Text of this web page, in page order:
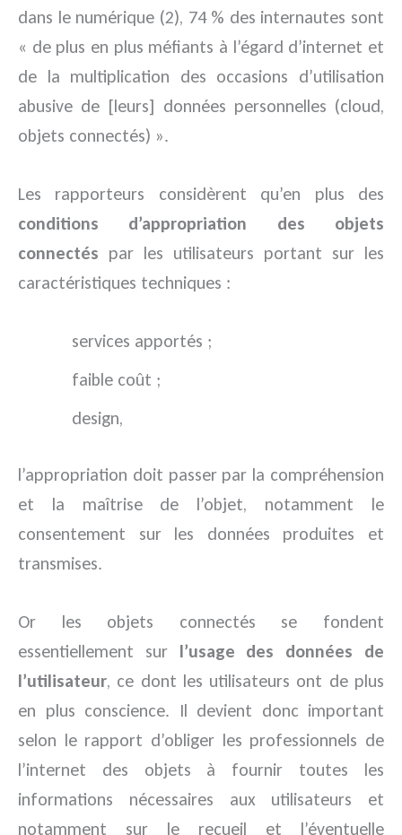
dans le numérique (2), 74 % des internautes sont
« de plus en plus méfiants à l’égard d’internet et
de la multiplication des occasions d’utilisation
abusive de [leurs] données personnelles (cloud,
objets connectés) ».
Les rapporteurs considèrent qu’en plus des
conditions d’appropriation des objets
connectés par les utilisateurs portant sur les
caractéristiques techniques :
services apportés ;
faible coût ;
design,
l’appropriation doit passer par la compréhension
et la maîtrise de l’objet, notamment le
consentement sur les données produites et
transmises.
Or les objets connectés se fondent
essentiellement sur l’usage des données de
l’utilisateur, ce dont les utilisateurs ont de plus
en plus conscience. Il devient donc important
selon le rapport d’obliger les professionnels de
l’internet des objets à fournir toutes les
informations nécessaires aux utilisateurs et
notamment sur le recueil et l’éventuelle